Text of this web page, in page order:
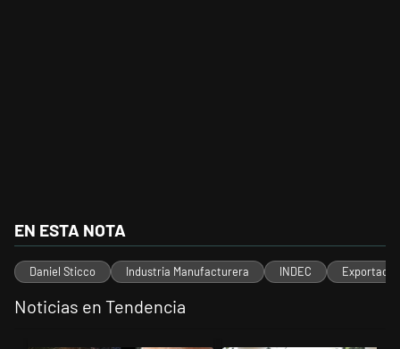
EN ESTA NOTA
Daniel Sticco Industria Manufacturera INDEC
Noticias en Tendencia